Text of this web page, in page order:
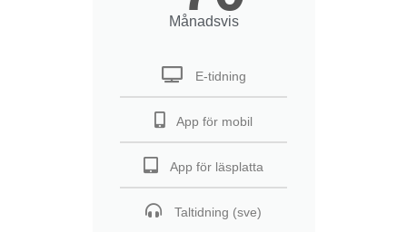
Månadsvis
E-tidning
App för mobil
App för läsplatta
Taltidning (sve)